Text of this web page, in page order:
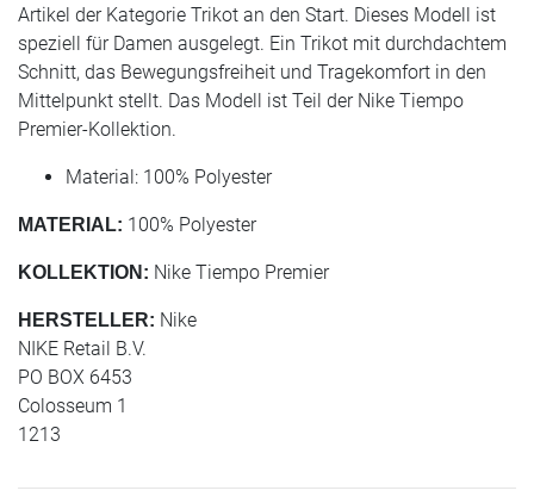
Artikel der Kategorie Trikot an den Start. Dieses Modell ist
speziell für Damen ausgelegt. Ein Trikot mit durchdachtem
Schnitt, das Bewegungsfreiheit und Tragekomfort in den
Mittelpunkt stellt. Das Modell ist Teil der Nike Tiempo
Premier-Kollektion.
Material: 100% Polyester
MATERIAL: 100% Polyester
KOLLEKTION: Nike Tiempo Premier
HERSTELLER: Nike
NIKE Retail B.V.
PO BOX 6453
Colosseum 1
1213